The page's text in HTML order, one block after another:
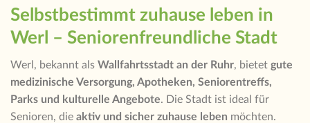
Selbstbestimmt zuhause leben in
Werl – Seniorenfreundliche Stadt
Werl, bekannt als Wallfahrtsstadt an der Ruhr, bietet gute
medizinische Versorgung, Apotheken, Seniorentreffs,
Parks und kulturelle Angebote. Die Stadt ist ideal für
Senioren, die aktiv und sicher zuhause leben möchten.